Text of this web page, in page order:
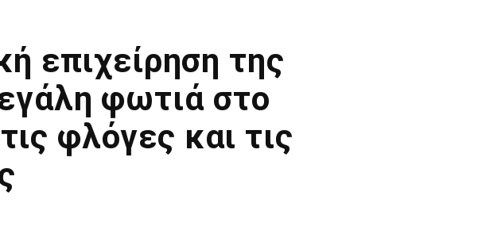
επιχείρηση της
φωτιά στο
φλόγες και τις